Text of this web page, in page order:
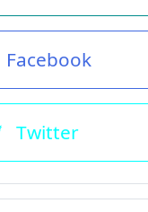
Facebook
Twitter